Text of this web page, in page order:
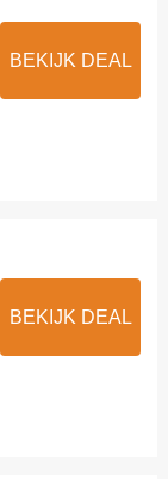
BEKIJK DEAL
BEKIJK DEAL